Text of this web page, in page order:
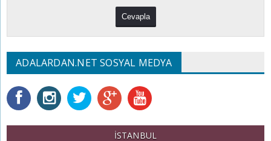
ADALARDAN.NET SOSYAL MEDYA
İSTANBUL